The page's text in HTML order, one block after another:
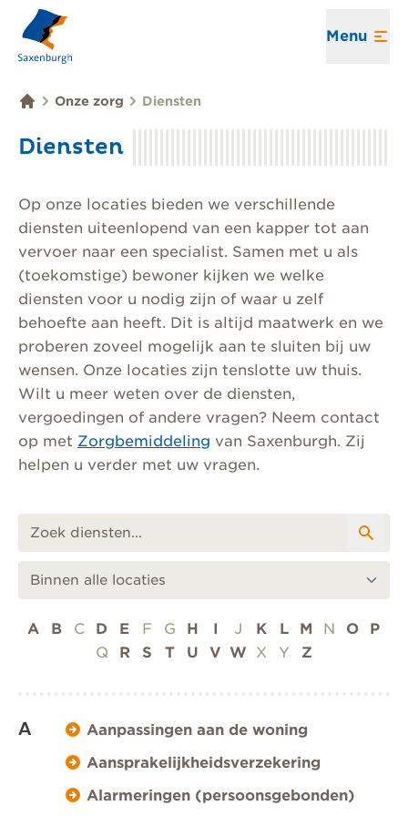
Menu
Onze zorg Diensten
Diensten
Op onze locaties bieden we verschillende
diensten uiteenlopend van een kapper tot aan
vervoer naar een specialist. Samen met u als
(toekomstige) bewoner kijken we welke
diensten voor u nodig zijn of waar u zelf
behoefte aan heeft. Dit is altijd maatwerk en we
proberen zoveel mogelijk aan te sluiten bij uw
wensen. Onze locaties zijn tenslotte uw thuis.
Wilt u meer weten over de diensten,
vergoedingen of andere vragen? Neem contact
op met Zorgbemiddeling van Saxenburgh. Zij
helpen u verder met uw vragen.
A B C D E F G H I J K L M N O
P
Q
R S T U V W X Y Z
A
Aanpassingen aan de woning
Aansprakelijkheidsverzekering
Alarmeringen (persoonsgebonden)